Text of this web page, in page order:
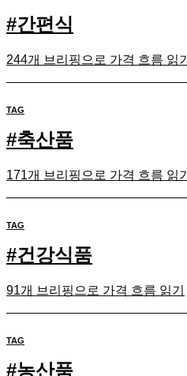
#간편식
244개 브리핑으로 가격 흐름 읽기
TAG
#축산품
171개 브리핑으로 가격 흐름 읽기
TAG
#건강식품
91개 브리핑으로 가격 흐름 읽기
TAG
#농산품